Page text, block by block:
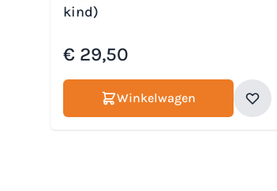
kind)
€ 29,50
Winkelwagen